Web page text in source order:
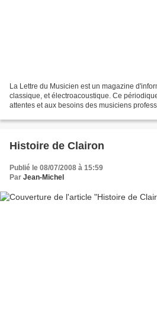
La Lettre du Musicien est un magazine
classique, et électroacoustique. Ce
attentes et aux besoins des musiciens
Histoire de Clairon
Publié le 08/07/2008 à 15:59
Par Jean-Michel